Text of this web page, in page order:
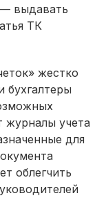
выдавать
ТК
жестко
бухгалтеры
журналы учета
для
облегчить